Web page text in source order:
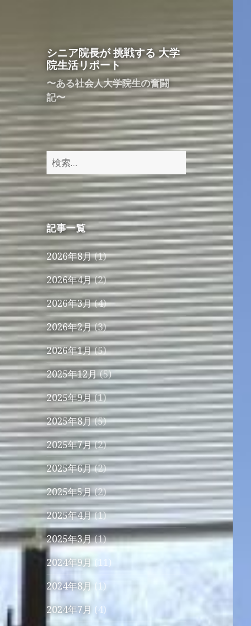
シニア院長が 挑戦する 大学
院生活リポート
〜ある社会人大学院生の奮闘
記〜
検
索:
記事一覧
2026年8月(1)
2026年4月(2)
2026年3月(4)
2026年2月(3)
2026年1月(5)
2025年12月(5)
2025年9月(1)
2025年8月(5)
2025年7月(2)
2025年6月(2)
2025年5月(2)
2025年4月(1)
2025年3月(1)
2024年9月
(11)
2024年8月 (1)
2024年7月 (4)